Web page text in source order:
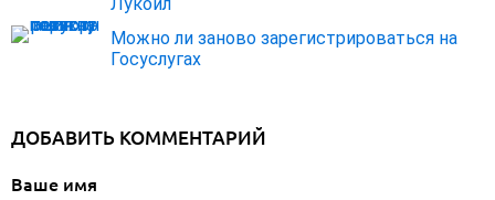
Можно ли заново зарегистрироваться на
Госуслугах
ДОБАВИТЬ КОММЕНТАРИЙ
Ваше имя